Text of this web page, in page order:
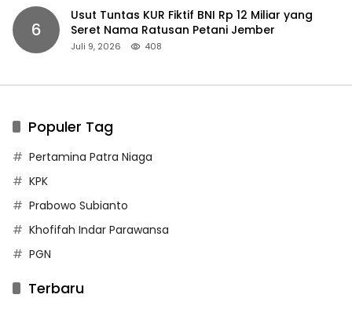
6
Usut Tuntas KUR Fiktif BNI Rp 12 Miliar yang
Seret Nama Ratusan Petani Jember
Juli 9, 2026 408
Populer Tag
Pertamina Patra Niaga
KPK
Prabowo Subianto
Khofifah Indar Parawansa
PGN
Terbaru